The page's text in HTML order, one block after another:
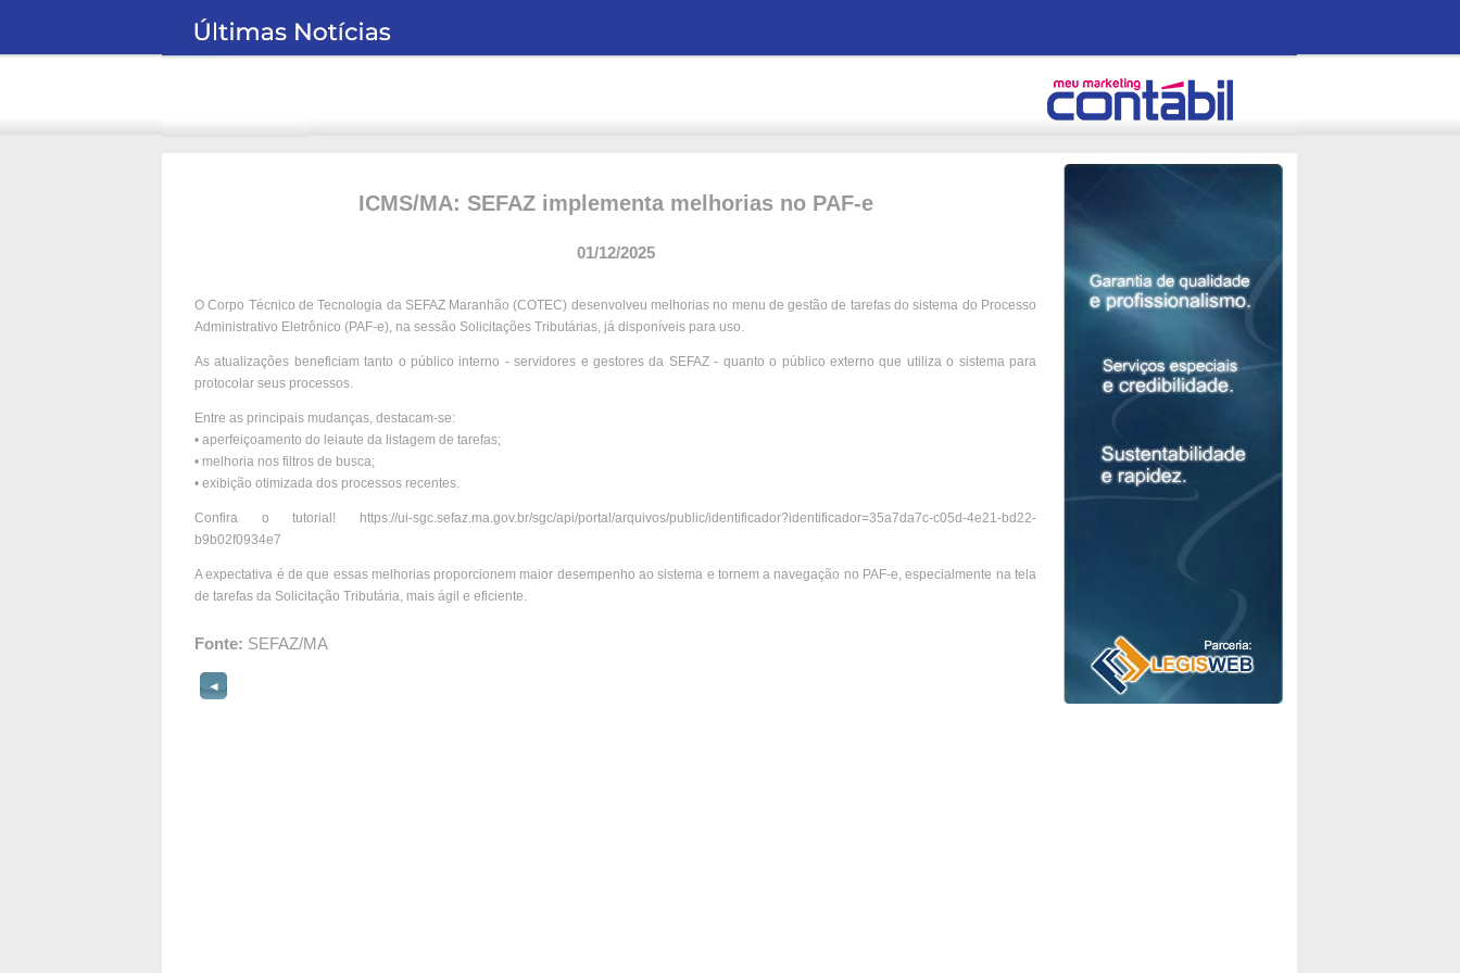
ICMS/MA: SEFAZ implementa melhorias no PAF-e
01/12/2025
O Corpo Técnico de Tecnologia da SEFAZ Maranhão (COTEC) desenvolveu melhorias no menu de gestão de tarefas do sistema do Processo
Administrativo Eletrônico (PAF-e), na sessão Solicitações Tributárias, já disponíveis para uso.
As atualizações beneficiam tanto o público interno - servidores e gestores da SEFAZ - quanto o público externo que utiliza o sistema para
protocolar seus processos.
Entre as principais mudanças, destacam-se:
• aperfeiçoamento do leiaute da listagem de tarefas;
• melhoria nos filtros de busca;
• exibição otimizada dos processos recentes.
Confira o tutorial! https://ui-sgc.sefaz.ma.gov.br/sgc/api/portal/arquivos/public/identificador?identificador=35a7da7c-c05d-4e21-bd22-
b9b02f0934e7
A expectativa é de que essas melhorias proporcionem maior desempenho ao sistema e tornem a navegação no PAF-e, especialmente na tela
de tarefas da Solicitação Tributária, mais ágil e eficiente.
Fonte: SEFAZ/MA
◄